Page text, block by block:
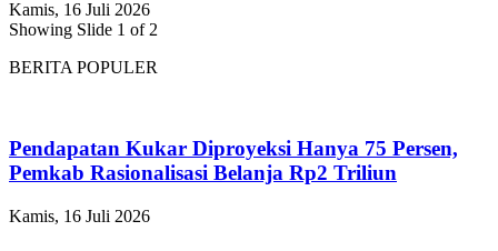
Kamis, 16 Juli 2026
Showing Slide 1 of 2
BERITA POPULER
Pendapatan Kukar Diproyeksi Hanya 75 Persen,
Pemkab Rasionalisasi Belanja Rp2 Triliun
Kamis, 16 Juli 2026